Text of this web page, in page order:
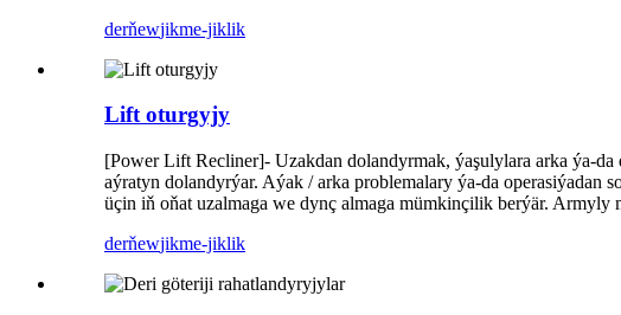
derňewjikme-jiklik
Lift oturgyjy
[Power Lift Recliner]- Uzakdan dolandyrmak, ýaşulylara arka ýa-
aýratyn dolandyrýar. Aýak / arka problemalary ýa-da operasiýadan
üçin iň oňat uzalmaga we dynç almaga mümkinçilik berýär.
derňewjikme-jiklik